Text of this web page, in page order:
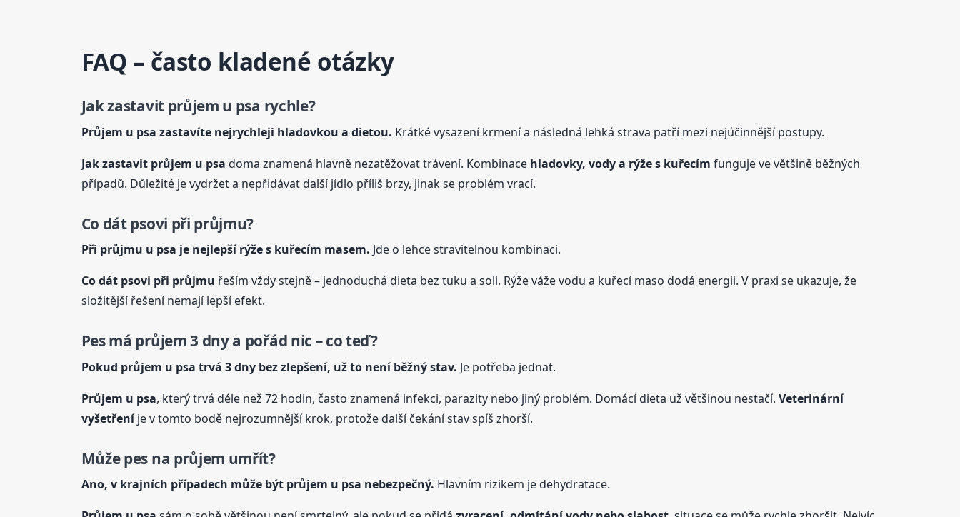
FAQ – často kladené otázky
Jak zastavit průjem u psa rychle?
Průjem u psa zastavíte nejrychleji hladovkou a dietou. Krátké vysazení krmení a následná lehká strava patří mezi nejúčinnější postupy.
Jak zastavit průjem u psa doma znamená hlavně nezatěžovat trávení. Kombinace hladovky, vody a rýže s kuřecím funguje ve většině běžných
případů. Důležité je vydržet a nepřidávat další jídlo příliš brzy, jinak se problém vrací.
Co dát psovi při průjmu?
Při průjmu u psa je nejlepší rýže s kuřecím masem. Jde o lehce stravitelnou kombinaci.
Co dát psovi při průjmu řeším vždy stejně – jednoduchá dieta bez tuku a soli. Rýže váže vodu a kuřecí maso dodá energii. V praxi se ukazuje, že
složitější řešení nemají lepší efekt.
Pes má průjem 3 dny a pořád nic – co teď?
Pokud průjem u psa trvá 3 dny bez zlepšení, už to není běžný stav. Je potřeba jednat.
Průjem u psa, který trvá déle než 72 hodin, často znamená infekci, parazity nebo jiný problém. Domácí dieta už většinou nestačí. Veterinární
vyšetřeníje v tomto bodě nejrozumnější krok, protože další čekání stav spíš zhorší.
Může pes na průjem umřít?
Ano, v krajních případech může být průjem u psa nebezpečný. Hlavním rizikem je dehydratace.